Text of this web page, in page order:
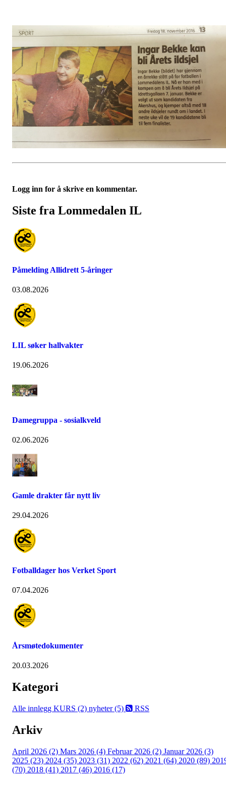
Logg inn for å skrive en kommentar.
Siste fra Lommedalen IL
Påmelding Allidrett 5-åringer
03.08.2026
LIL søker hallvakter
19.06.2026
Damegruppa - sosialkveld
02.06.2026
Gamle drakter får nytt liv
29.04.2026
Fotballdager hos Verket Sport
07.04.2026
Årsmøtedokumenter
20.03.2026
Kategori
Alle innlegg KURS (2) nyheter (5) RSS
Arkiv
April 2026 (2) Mars 2026 (4) Februar 2026 (2) Januar 2026 (3)
2025 (23) 2024 (35) 2023 (31) 2022 (62) 2021 (64) 2020 (89)
(70) 2018 (41) 2017 (46) 2016 (17)